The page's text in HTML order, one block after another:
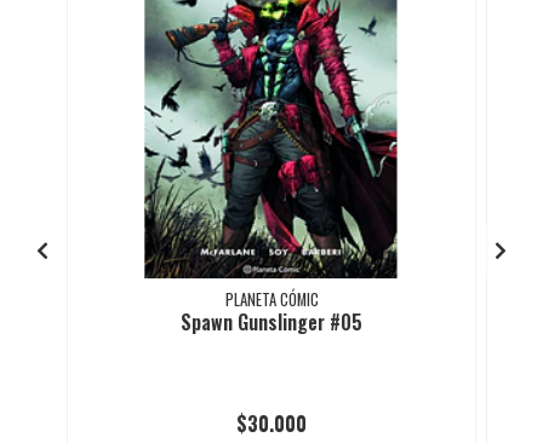
PLANETA CÓMIC
Spawn Gunslinger #05
$30.000